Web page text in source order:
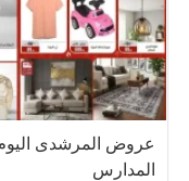
المدارس